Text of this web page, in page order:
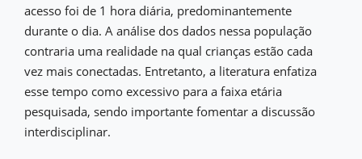
acesso foi de 1 hora diária, predominantemente
durante o dia. A análise dos dados nessa população
contraria uma realidade na qual crianças estão cada
vez mais conectadas. Entretanto, a literatura enfatiza
esse tempo como excessivo para a faixa etária
pesquisada, sendo importante fomentar a discussão
interdisciplinar.